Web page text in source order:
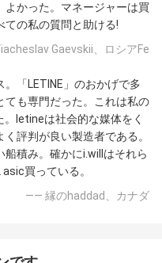
よかった。マネージャーは買
ての私の質問と助ける!
Gaevskii、ロシアFe
。「LETINE」のおかげで多
ても専門だった。これは私の
letineは社会的な媒体をく
く評判が良い製造者である。
船積み。確かにi.willはそれら
買っている。
—— 縁のhaddad、カナダ